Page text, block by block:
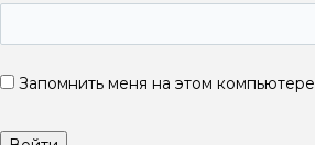
Запомнить меня на этом компьютере